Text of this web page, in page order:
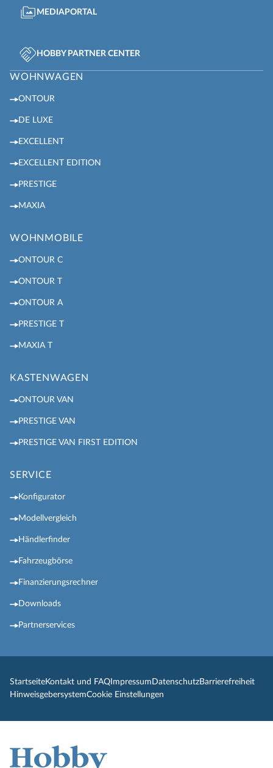
MEDIAPORTAL
HOBBY PARTNER CENTER
WOHNWAGEN
ONTOUR
DE LUXE
EXCELLENT
EXCELLENT EDITION
PRESTIGE
MAXIA
WOHNMOBILE
ONTOUR C
ONTOUR T
ONTOUR A
PRESTIGE T
MAXIA T
KASTENWAGEN
ONTOUR VAN
PRESTIGE VAN
PRESTIGE VAN FIRST EDITION
SERVICE
Konfigurator
Modellvergleich
Händlerfinder
Fahrzeugbörse
Finanzierungsrechner
Downloads
Partnerservices
StartseiteKontakt und FAQ Impressum DatenschutzBarrierefreiheit
HinweisgebersystemCookie Einstellungen